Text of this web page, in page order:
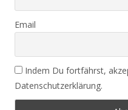
Email
Indem Du fortfährst,
Datenschutzerklärung.